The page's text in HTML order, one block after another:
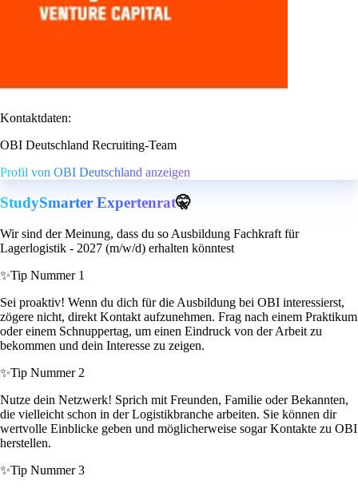
Kontaktdaten:
OBI Deutschland Recruiting-Team
Profil von OBI Deutschland anzeigen
StudySmarter Expertenrat🤫
Wir sind der Meinung, dass du so Ausbildung Fachkraft für
Lagerlogistik - 2027 (m/w/d) erhalten könntest
✨Tip Nummer 1
Sei proaktiv! Wenn du dich für die Ausbildung bei OBI interessierst,
zögere nicht, direkt Kontakt aufzunehmen. Frag nach einem Praktikum
oder einem Schnuppertag, um einen Eindruck von der Arbeit zu
bekommen und dein Interesse zu zeigen.
✨Tip Nummer 2
Nutze dein Netzwerk! Sprich mit Freunden, Familie oder Bekannten,
die vielleicht schon in der Logistikbranche arbeiten. Sie können dir
wertvolle Einblicke geben und möglicherweise sogar Kontakte zu OBI
herstellen.
✨Tip Nummer 3